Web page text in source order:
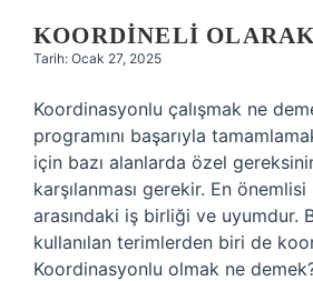
KOORDINELI
Tarih: Ocak 27, 2025
Koordinasyonlu çalışmak ne
programını başarıyla
için bazı alanlarda özel
karşılanması gerekir. En
arasındaki iş birliği ve uyumdur.
kullanılan terimlerden biri de
Koordinasyonlu olmak ne